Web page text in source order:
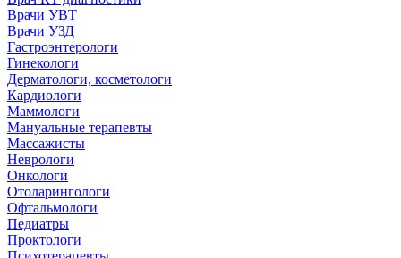
Врачи УВТ
Врачи УЗД
Гастроэнтерологи
Гинекологи
Дерматологи, косметологи
Кардиологи
Маммологи
Мануальные терапевты
Массажисты
Неврологи
Онкологи
Отоларингологи
Офтальмологи
Педиатры
Проктологи